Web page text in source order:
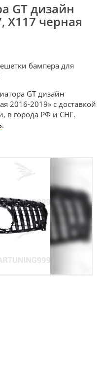
GT дизайн
X117 черная
бампера для
GT дизайн
2016-2019» с доставкой
в города РФ и СНГ.
.